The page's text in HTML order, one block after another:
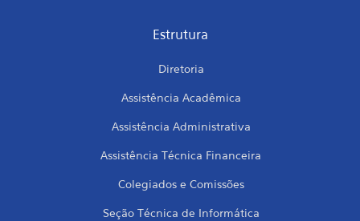
Estrutura
Diretoria
Assistência Acadêmica
Assistência Administrativa
Assistência Técnica Financeira
Colegiados e Comissões
Seção Técnica de Informática